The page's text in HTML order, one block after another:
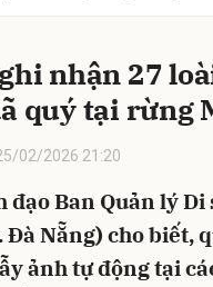
nhận 27
quý tại rừng
02/2026 21:20
đạo Ban Quản lý Di
Đà Nẵng) cho biết,
ảnh tự động tại
Hủy